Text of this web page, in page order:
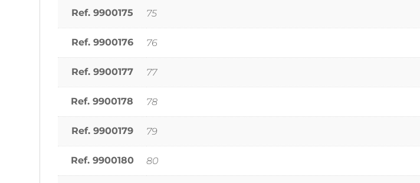
Ref. 9900175 75
Ref. 9900176 76
Ref. 9900177 77
Ref. 9900178 78
Ref. 9900179 79
Ref. 9900180 80